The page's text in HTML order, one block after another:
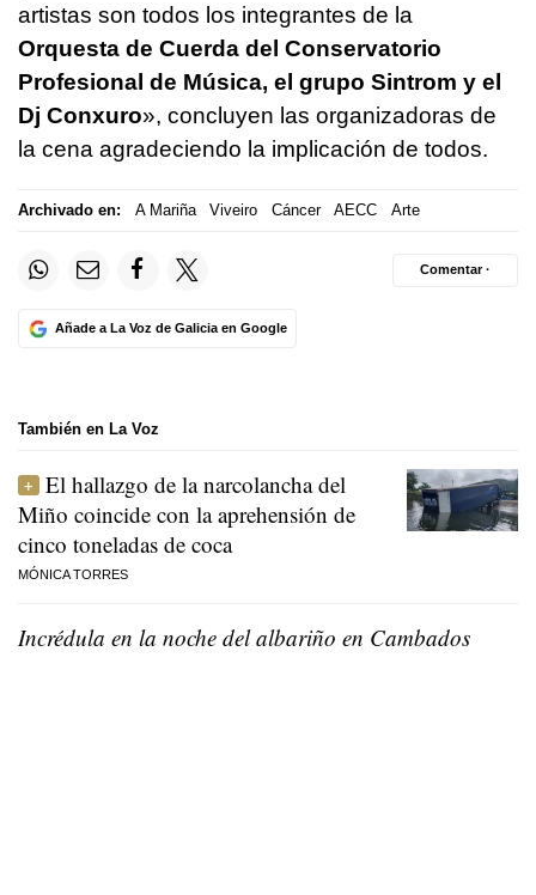
artistas son todos los integrantes de la
Orquesta de Cuerda del Conservatorio
Profesional de Música, el grupo Sintrom y el
Dj Conxuro», concluyen las organizadoras de
la cena agradeciendo la implicación de todos.
Archivado en: A Mariña Viveiro Cáncer AECC Arte
Añade a La Voz de Galicia en Google
Comentar ·
También en La Voz
El hallazgo de la narcolancha del
Miño coincide con la aprehensión de
cinco toneladas de coca
MÓNICA TORRES
Incrédula en la noche del albariño en Cambados